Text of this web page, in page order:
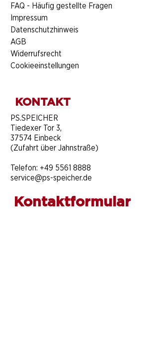
FAQ - Häufig gestellte Fragen
Impressum
Datenschutzhinweis
AGB
Widerrufsrecht
Cookieeinstellungen
KONTAKT
​PS.SPEICHER
Tiedexer Tor 3,
37574 Einbeck
(Zufahrt über Jahnstraße)
Telefon: +49 5561 8888
service@ps-speicher.de
Kontaktformular